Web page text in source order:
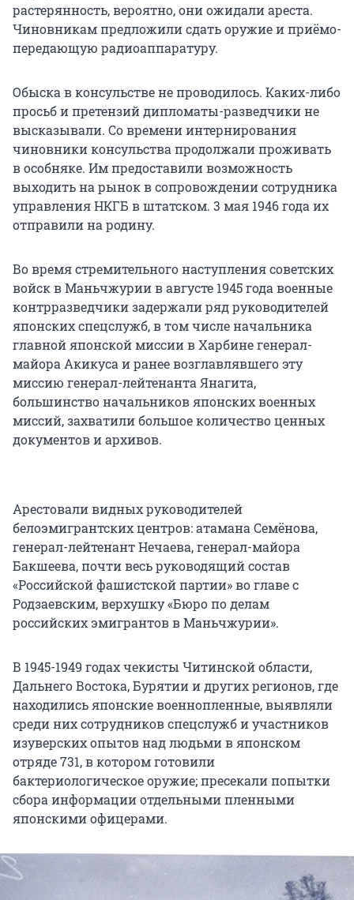
растерянность, вероятно, они ожидали ареста.
Чиновникам предложили сдать оружие и приёмо-
передающую радиоаппаратуру.
Обыска в консульстве не проводилось. Каких-либо
просьб и претензий дипломаты-разведчики не
высказывали. Со времени интернирования
чиновники консульства продолжали проживать
в особняке. Им предоставили возможность
выходить на рынок в сопровождении сотрудника
управления НКГБ в штатском. 3 мая 1946 года их
отправили на родину.
Во время стремительного наступления советских
войск в Маньчжурии в августе 1945 года военные
контрразведчики задержали ряд руководителей
японских спецслужб, в том числе начальника
главной японской миссии в Харбине генерал-
майора Акикуса и ранее возглавлявшего эту
миссию генерал-лейтенанта Янагита,
большинство начальников японских военных
миссий, захватили большое количество ценных
документов и архивов.
Арестовали видных руководителей
белоэмигрантских центров: атамана Семёнова,
генерал-лейтенант Нечаева, генерал-майора
Бакшеева, почти весь руководящий состав
«Российской фашистской партии» во главе с
Родзаевским, верхушку «Бюро по делам
российских эмигрантов в Маньчжурии».
В 1945-1949 годах чекисты Читинской области,
Дальнего Востока, Бурятии и других регионов, где
находились японские военнопленные, выявляли
среди них сотрудников спецслужб и участников
изуверских опытов над людьми в японском
отряде 731, в котором готовили
бактериологическое оружие; пресекали попытки
сбора информации отдельными пленными
японскими офицерами.